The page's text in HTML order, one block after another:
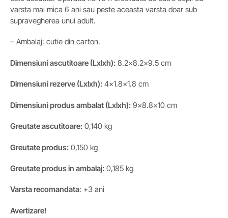
varsta mai mica 6 ani sau peste aceasta varsta doar sub
supravegherea unui adult.
– Ambalaj: cutie din carton.
Dimensiuni ascutitoare (Lxlxh): 8.2×8.2×9.5 cm
Dimensiuni rezerve (Lxlxh): 4×1.8×1.8 cm
Dimensiuni produs ambalat (Lxlxh): 9×8.8×10 cm
Greutate ascutitoare: 0,140 kg
Greutate produs: 0,150 kg
Greutate produs in ambalaj: 0,185 kg
Varsta recomandata: +3 ani
Avertizare!